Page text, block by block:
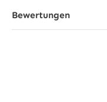
Bewertungen